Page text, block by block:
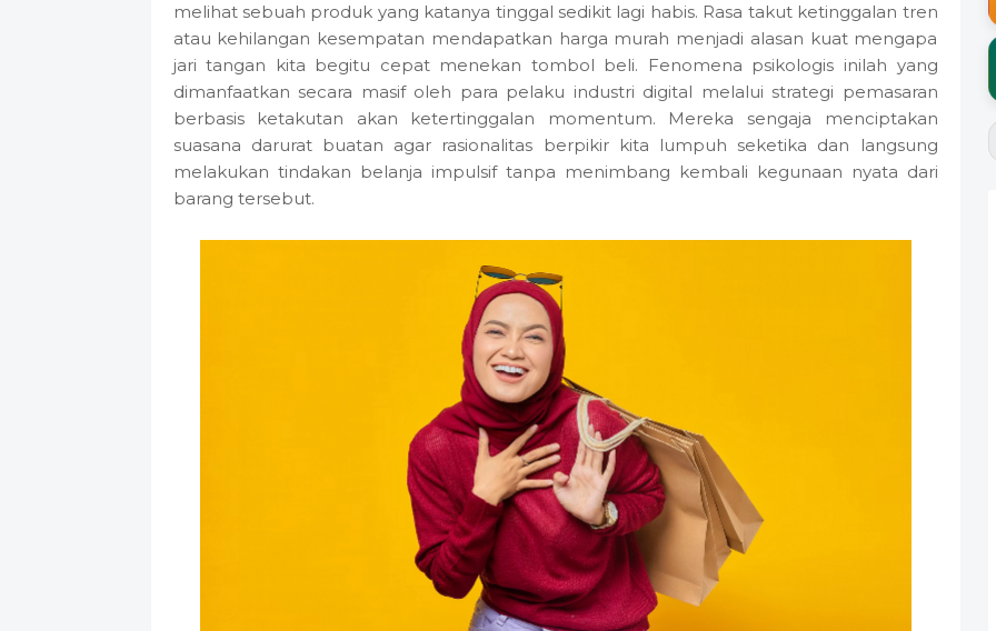
melihat sebuah produk yang katanya tinggal sedikit lagi habis. Rasa takut ketinggalan tren
atau kehilangan kesempatan mendapatkan harga murah menjadi alasan kuat mengapa
jari tangan kita begitu cepat menekan tombol beli. Fenomena psikologis inilah yang
dimanfaatkan secara masif oleh para pelaku industri digital melalui strategi pemasaran
berbasis ketakutan akan ketertinggalan momentum. Mereka sengaja menciptakan
suasana darurat buatan agar rasionalitas berpikir kita lumpuh seketika dan langsung
melakukan tindakan belanja impulsif tanpa menimbang kembali kegunaan nyata dari
barang tersebut.